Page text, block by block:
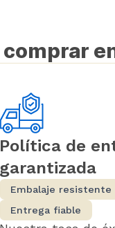
comprar
Política de
garantizada
Embalaje resistente
Entrega fiable